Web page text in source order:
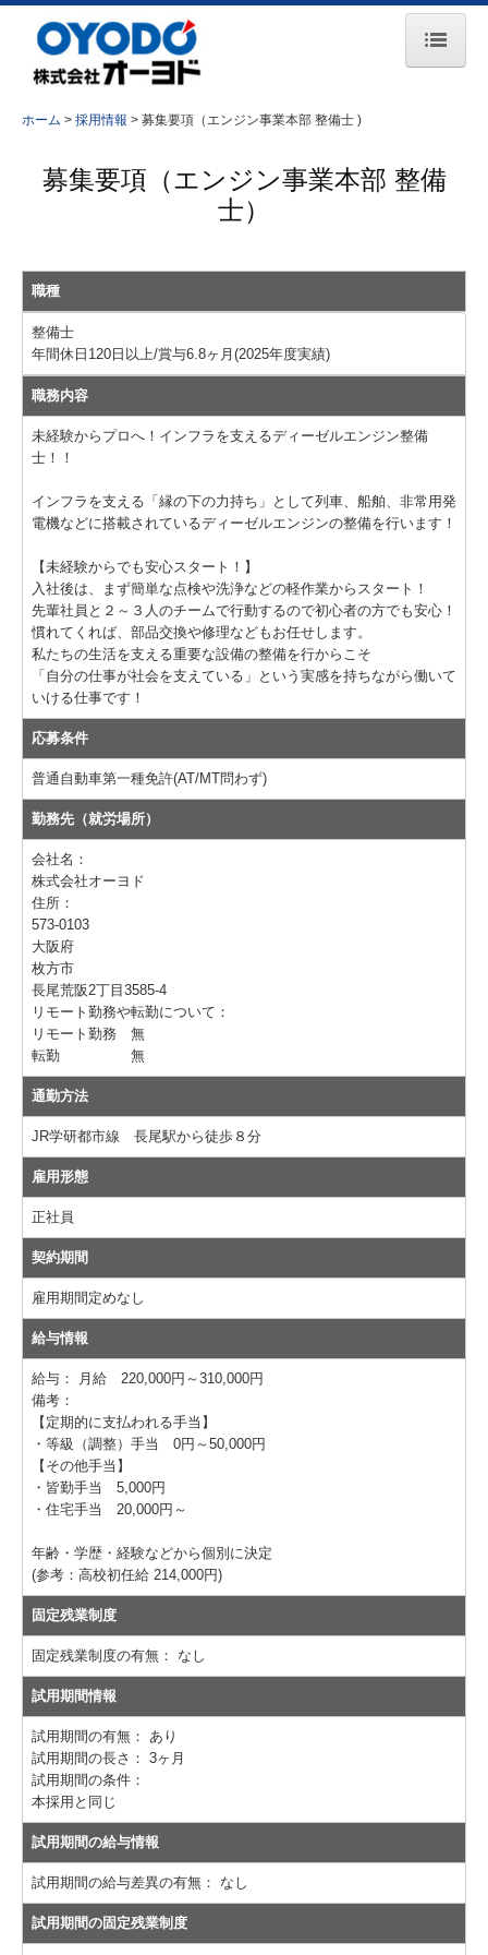
会社案内
事業紹介
コンプレッサ事業
エンジン事業
鉄道保守車両事業
採用情報
募集要項（産業機械本部 整備士 本社)
募集要項（産業機械本部 整備士 枚方)
募集要項（産業機械本部 整備士 南大阪)
募集要項（産業機械本部 整備士 奈良)
募集要項（エンジン事業本部 整備士 )
募集要項（鉄道車両部 整備士 寝屋川 )
募集要項（鉄道車両部 整備士 岡山 )
Instagram
お問い合わせ
個人情報保護方針
ホーム 採用情報 募集要項（エンジン事業本部 整備士 )
募集要項（エンジン事業本部 整備
士）
職種
整備士
年間休日120日以上/賞与6.8ヶ月(2025年度実績)
職務内容
未経験からプロへ！インフラを支えるディーゼルエンジン整備
士！！
インフラを支える「縁の下の力持ち」として列車、船舶、非常用発
電機などに搭載されているディーゼルエンジンの整備を行います！
【未経験からでも安心スタート！】
入社後は、まず簡単な点検や洗浄などの軽作業からスタート！
先輩社員と２～３人のチームで行動するので初心者の方でも安心！
慣れてくれば、部品交換や修理などもお任せします。
私たちの生活を支える重要な設備の整備を行からこそ
「自分の仕事が社会を支えている」という実感を持ちながら働いて
いける仕事です！
応募条件
普通自動車第一種免許(AT/MT問わず)
勤務先（就労場所）
会社名：
株式会社オーヨド
住所：
573-0103
大阪府
枚方市
長尾荒阪2丁目3585-4
リモート勤務や転勤について：
リモート勤務 無
転勤 無
通勤方法
JR学研都市線 長尾駅から徒歩８分
雇用形態
正社員
契約期間
雇用期間定めなし
給与情報
給与：
月給 220,000円～310,000円
備考：
【定期的に支払われる手当】
・等級（調整）手当 0円～50,000円
【その他手当】
・皆勤手当 5,000円
・住宅手当 20,000円～
年齢・学歴・経験などから個別に決定
(参考：高校初任給 214,000円)
固定残業制度
固定残業制度の有無： なし
試用期間情報
試用期間の有無： あり
試用期間の長さ： 3ヶ月
試用期間の条件：
本採用と同じ
試用期間の給与情報
試用期間の給与差異の有無： なし
試用期間の固定残業制度